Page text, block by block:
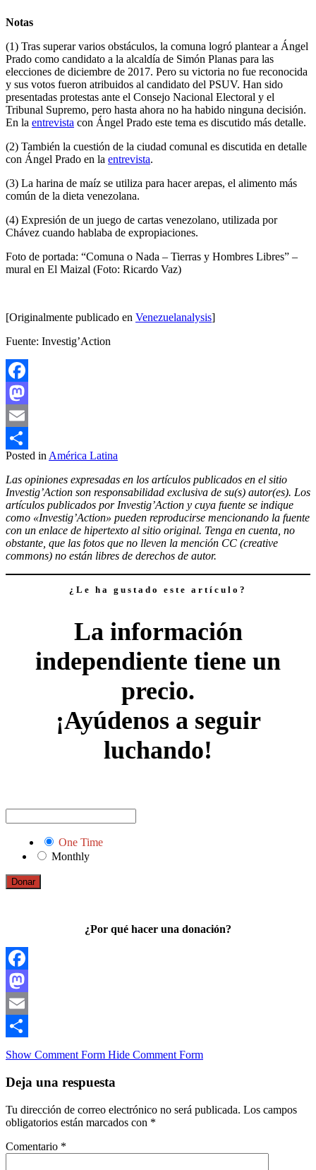
Notas
(1) Tras superar varios obstáculos, la comuna logró plantear a Ángel
Prado como candidato a la alcaldía de Simón Planas para las
elecciones de diciembre de 2017. Pero su victoria no fue reconocida
y sus votos fueron atribuidos al candidato del PSUV. Han sido
presentadas protestas ante el Consejo Nacional Electoral y el
Tribunal Supremo, pero hasta ahora no ha habido ninguna decisión.
En la entrevista con Ángel Prado este tema es discutido más detalle.
(2) También la cuestión de la ciudad comunal es discutida en detalle
con Ángel Prado en la entrevista.
(3) La harina de maíz se utiliza para hacer arepas, el alimento más
común de la dieta venezolana.
(4) Expresión de un juego de cartas venezolano, utilizada por
Chávez cuando hablaba de expropiaciones.
Foto de portada: “Comuna o Nada – Tierras y Hombres Libres” –
mural en El Maizal (Foto: Ricardo Vaz)
[Originalmente publicado en Venezuelanalysis]
Fuente: Investig’Action
Facebook
Mastodon
Email
Compartir
Posted in América Latina
Las opiniones expresadas en los artículos publicados en el sitio
Investig’Action son responsabilidad exclusiva de su(s) autor(es). Los
artículos publicados por Investig’Action y cuya fuente se indique
como «Investig’Action» pueden reproducirse mencionando la fuente
con un enlace de hipertexto al sitio original. Tenga en cuenta, no
obstante, que las fotos que no lleven la mención CC (creative
commons) no están libres de derechos de autor.
¿Le ha gustado este artículo?
La información
independiente tiene un
precio.
¡Ayúdenos a seguir
luchando!
One Time
Monthly
Donar
¿Por qué hacer una donación?
Facebook
Mastodon
Email
Compartir
Show Comment Form Hide Comment Form
Deja una respuesta
Tu dirección de correo electrónico no será publicada. Los campos
obligatorios están marcados con *
Comentario *